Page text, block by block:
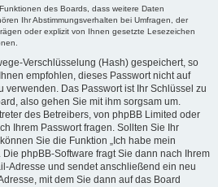
des Boards, dass weitere Daten
Ihr Abstimmungsverhalten bei Umfragen, der
oder explizit von Ihnen gesetzte Lesezeichen
Verschlüsselung (Hash) gespeichert, so
empfohlen, dieses Passwort nicht auf
verwenden. Das Passwort ist Ihr Schlüssel zu
also gehen Sie mit ihm sorgsam um.
des Betreibers, von phpBB Limited oder
Ihrem Passwort fragen. Sollten Sie Ihr
Sie die Funktion „Ich habe mein
Die phpBB-Software fragt Sie dann nach Ihrem
Adresse und sendet anschließend ein neu
mit dem Sie dann auf das Board